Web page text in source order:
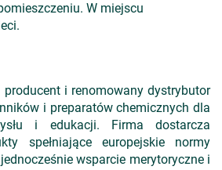
W miejscu
i renomowany dystrybutor
i preparatów chemicznych dla
i edukacji. Firma dostarcza
spełniające europejskie normy
wsparcie merytoryczne i